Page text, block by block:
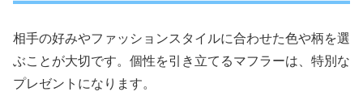
相手の好みやファッションスタイルに合わせた色や柄を選
ぶことが大切です。個性を引き立てるマフラーは、特別な
プレゼントになります。